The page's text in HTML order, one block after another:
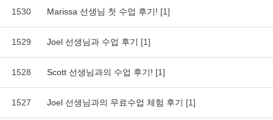
1530 Marissa 선생님 첫 수업 후기! [1]
1529 Joel 선생님과 수업 후기 [1]
1528 Scott 선생님과의 수업 후기! [1]
1527 Joel 선생님과의 무료수업 체험 후기 [1]